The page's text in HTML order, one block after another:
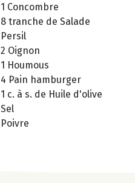
1 Concombre
8 tranche de Salade
Persil
2 Oignon
1 Houmous
4 Pain hamburger
1 c. à s. de Huile d'olive
Sel
Poivre